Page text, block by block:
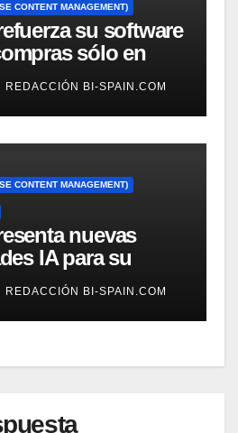
CONTENT MANAGEMENT)
su software
sólo en
REDACCIÓN BI-SPAIN.COM
CONTENT MANAGEMENT)
nuevas
IA para su
REDACCIÓN BI-SPAIN.COM